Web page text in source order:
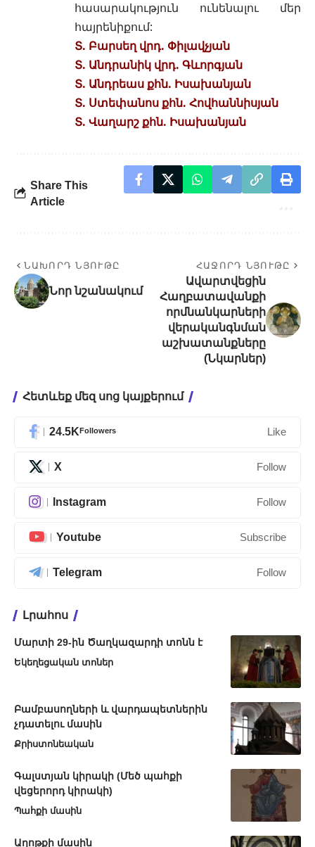
հասարակություն ունենալու մեր
հայրենիքում:
Տ. Բարսեղ վրդ. Փիլավչյան
Տ. Անդրանիկ վրդ. Գևորգյան
Տ. Անդրեաս քհն. Իսախանյան
Տ. Ստեփանոս քհն. Հովհաննիսյան
Տ. Վաղարշ քհն. Իսախանյան
Share This
Article
ՆԱԽՈՐԴ ՆՅՈՒԹԸ
Նոր նշանակում
ՀԱՋՈՐԴ ՆՅՈՒԹԸ
Ավարտվեցին
Հաղբատավանքի
որմնանկարների
վերականգնման
աշխատանքները
(Նկարներ)
Հետևեք մեզ սոց կայքերում
24.5KFollowers Like
X Follow
Instagram Follow
Youtube Subscribe
Telegram Follow
Լրահոս
Մարտի 29-ին Ծաղկազարդի տոնն է
Եկեղեցական տոներ
Բամբասողների և վարդապետներին
չդատելու մասին
Քրիստոնեական
Գալստյան կիրակի (Մեծ պահքի
վեցերորդ կիրակի)
Պահքի մասին
Աղոթքի մասին